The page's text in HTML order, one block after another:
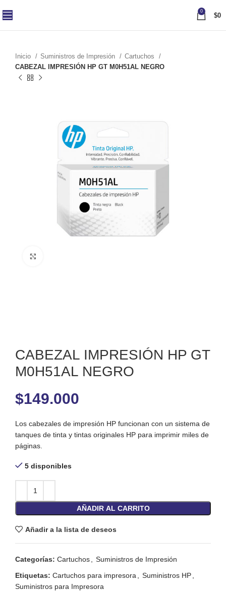
0
$0
Inicio Suministros de Impresión
Cartuchos
CABEZAL IMPRESIÓN HP GT M0H51AL NEGRO
CABEZAL IMPRESIÓN HP GT
M0H51AL NEGRO
$149.000
Los cabezales de impresión HP funcionan con un sistema de
tanques de tinta y tintas originales HP para imprimir miles de
páginas.
5 disponibles
AÑADIR AL CARRITO
Añadir a la lista de deseos
Categorías: Cartuchos, Suministros de Impresión
Etiquetas: Cartuchos para impresora, Suministros HP,
Suministros para Impresora